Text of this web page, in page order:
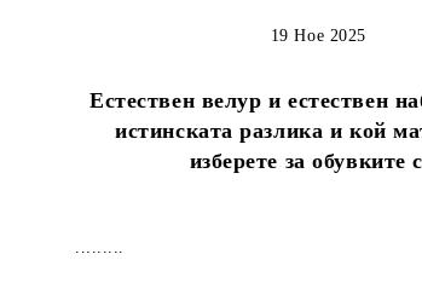
Естествен велур и естествен
истинската разлика и кой
изберете за обувките
19 Ное 2025